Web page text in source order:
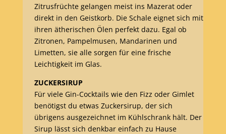
Zitrusfrüchte gelangen meist ins Mazerat oder
direkt in den Geistkorb. Die Schale eignet sich mit
ihren ätherischen Ölen perfekt dazu. Egal ob
Zitronen, Pampelmusen, Mandarinen und
Limetten, sie alle sorgen für eine frische
Leichtigkeit im Glas.
ZUCKERSIRUP
Für viele Gin-Cocktails wie den Fizz oder Gimlet
benötigst du etwas Zuckersirup, der sich
übrigens ausgezeichnet im Kühlschrank hält. Der
Sirup lässt sich denkbar einfach zu Hause